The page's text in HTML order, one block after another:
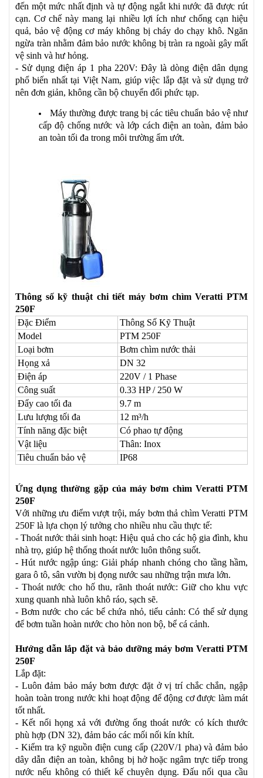
đến một mức nhất định và tự động ngắt khi nước đã được rút
cạn. Cơ chế này mang lại nhiều lợi ích như chống cạn hiệu
quả, bảo vệ động cơ máy không bị cháy do chạy khô. Ngăn
ngừa tràn nhằm đảm bảo nước không bị tràn ra ngoài gây mất
vệ sinh và hư hỏng.
- Sử dụng điện áp 1 pha 220V: Đây là dòng điện dân dụng
phổ biến nhất tại Việt Nam, giúp việc lắp đặt và sử dụng trở
nên đơn giản, không cần bộ chuyển đổi phức tạp.
Máy thường được trang bị các tiêu chuẩn bảo vệ như
cấp độ chống nước và lớp cách điện an toàn, đảm bảo
an toàn tối đa trong môi trường ẩm ướt.
Thông số kỹ thuật chi tiết máy bơm chìm Veratti PTM
250F
Đặc Điểm
Thông Số Kỹ Thuật
Model
PTM 250F
Loại bơm
Bơm chìm nước thải
Họng xả
DN 32
Điện áp
220V / 1 Phase
Công suất
0.33 HP / 250 W
Đẩy cao tối đa
9.7 m
Lưu lượng tối đa
12 m³/h
Tính năng đặc biệt
Có phao tự động
Vật liệu
Thân: Inox
Tiêu chuẩn bảo vệ
IP68
Ứng dụng thường gặp của máy bơm chìm Veratti PTM
250F
Với những ưu điểm vượt trội, máy bơm thả chìm Veratti PTM
250F là lựa chọn lý tưởng cho nhiều nhu cầu thực tế:
- Thoát nước thải sinh hoạt: Hiệu quả cho các hộ gia đình, khu
nhà trọ, giúp hệ thống thoát nước luôn thông suốt.
- Hút nước ngập úng: Giải pháp nhanh chóng cho tầng hầm,
gara ô tô, sân vườn bị đọng nước sau những trận mưa lớn.
- Thoát nước cho hố thu, rãnh thoát nước: Giữ cho khu vực
xung quanh nhà luôn khô ráo, sạch sẽ.
- Bơm nước cho các bể chứa nhỏ, tiểu cảnh: Có thể sử dụng
để bơm tuần hoàn nước cho hòn non bộ, bể cá cảnh.
Hướng dẫn lắp đặt và bảo dưỡng máy bơm Veratti PTM
250F
Lắp đặt:
- Luôn đảm bảo máy bơm được đặt ở vị trí chắc chắn, ngập
hoàn toàn trong nước khi hoạt động để động cơ được làm mát
tốt nhất.
- Kết nối họng xả với đường ống thoát nước có kích thước
phù hợp (DN 32), đảm bảo các mối nối kín khít.
- Kiểm tra kỹ nguồn điện cung cấp (220V/1 pha) và đảm bảo
dây dẫn điện an toàn, không bị hở hoặc ngâm trực tiếp trong
nước nếu không có thiết kế chuyên dụng. Đấu nối qua cầu